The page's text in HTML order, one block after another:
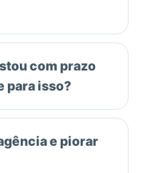
com prazo
para isso?
e piorar